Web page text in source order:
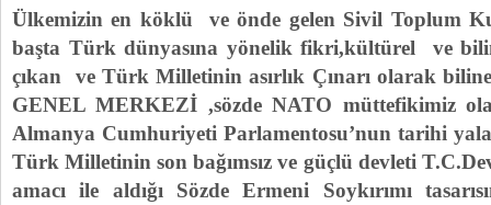
İŞGALCİ ÇİN,DOĞU TÜRKİSTAN’DA EN AZ 143 BİN
Ülkemizin en köklü ve önde gelen Sivil Toplum
başta Türk dünyasına yönelik fikri,kültürel ve
çıkan ve Türk Milletinin asırlık Çınarı olarak
GENEL MERKEZİ ,sözde NATO müttefikimiz
Almanya Cumhuriyeti Parlamentosu’nun tarihi
Türk Milletinin son bağımsız ve güçlü devleti
amacı ile aldığı Sözde Ermeni Soykırımı